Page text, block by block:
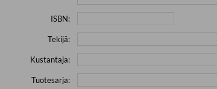
ISBN:
Tekijä:
Kustantaja:
Tuotesarja: